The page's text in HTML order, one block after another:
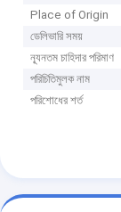
Place of Origin
ডেলিভারি সময়
ন্যূনতম চাহিদার পরিমাণ
পরিচিতিমুলক নাম
পরিশোধের শর্ত